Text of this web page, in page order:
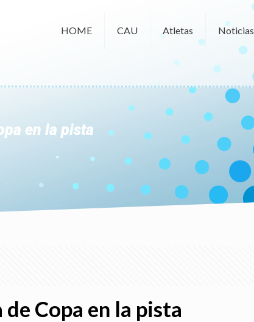
HOME CAU Atletas Noticias
en la pista
de Copa en la pista